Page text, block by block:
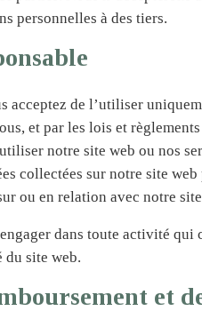
personnelles à des tiers.
acceptez de l’utiliser
et par les lois et
utiliser notre site web ou nos
collectées sur notre site
ou en relation avec notre
dans toute activité qui
site web.
et